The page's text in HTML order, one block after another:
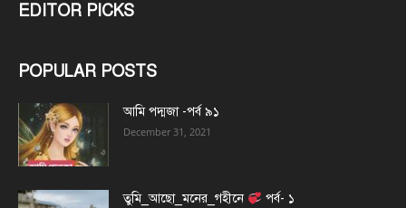
EDITOR PICKS
POPULAR POSTS
আমি পদ্মজা -পর্ব ৯১
December 31, 2021
তুমি_আছো_মনের_গহীনে পর্ব- ১